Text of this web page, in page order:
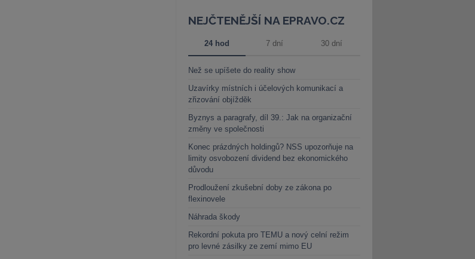
NEJČTENĚJŠÍ NA EPRAVO.CZ
24 hod 7 dní 30 dní
Než se upíšete do reality show
Uzavírky místních i účelových komunikací a
zřizování objížděk
Byznys a paragrafy, díl 39.: Jak na organizační
změny ve společnosti
Konec prázdných holdingů? NSS upozorňuje na
limity osvobození dividend bez ekonomického
důvodu
Prodloužení zkušební doby ze zákona po
flexinovele
Náhrada škody
Rekordní pokuta pro TEMU a nový celní režim
pro levné zásilky ze zemí mimo EU